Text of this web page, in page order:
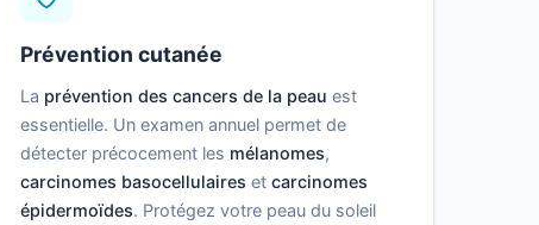
Prévention cutanée
La prévention des cancers de la peau est
essentielle. Un examen annuel permet de
détecter précocement les mélanomes,
carcinomes basocellulaires et carcinomes
épidermoïdes. Protégez votre peau du soleil